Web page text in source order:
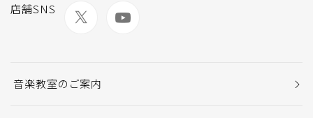
店舗SNS
音楽教室のご案内